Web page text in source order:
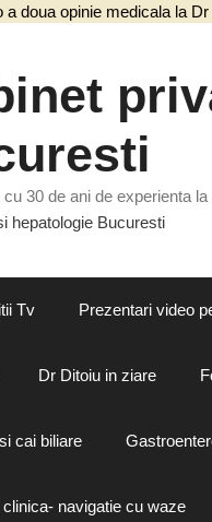
doua opinie medicala la
30 de ani de experienta
Tv Prezentari video
Dr Ditoiu in ziare
cai biliare
navigatie cu waze